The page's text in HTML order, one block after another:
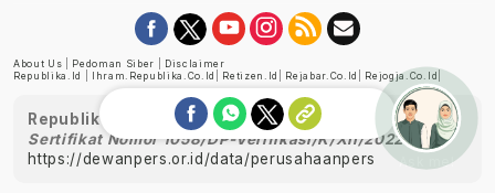
About Us Pedoman Siber
Disclaimer
Republika.id
Ihram.republika.co.id Retizen.id Rejabar.co.id Rejogja.co.id
Republika telah diverifikasi oleh Dewan Pers
Sertifikat Nomor 1058/DP-Verifikasi/K/XII/2022
https://dewanpers.or.id/data/perusahaanpers
Ask me!